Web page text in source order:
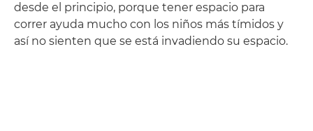
desde el principio, porque tener espacio para
correr ayuda mucho con los niños más tímidos y
así no sienten que se está invadiendo su espacio.